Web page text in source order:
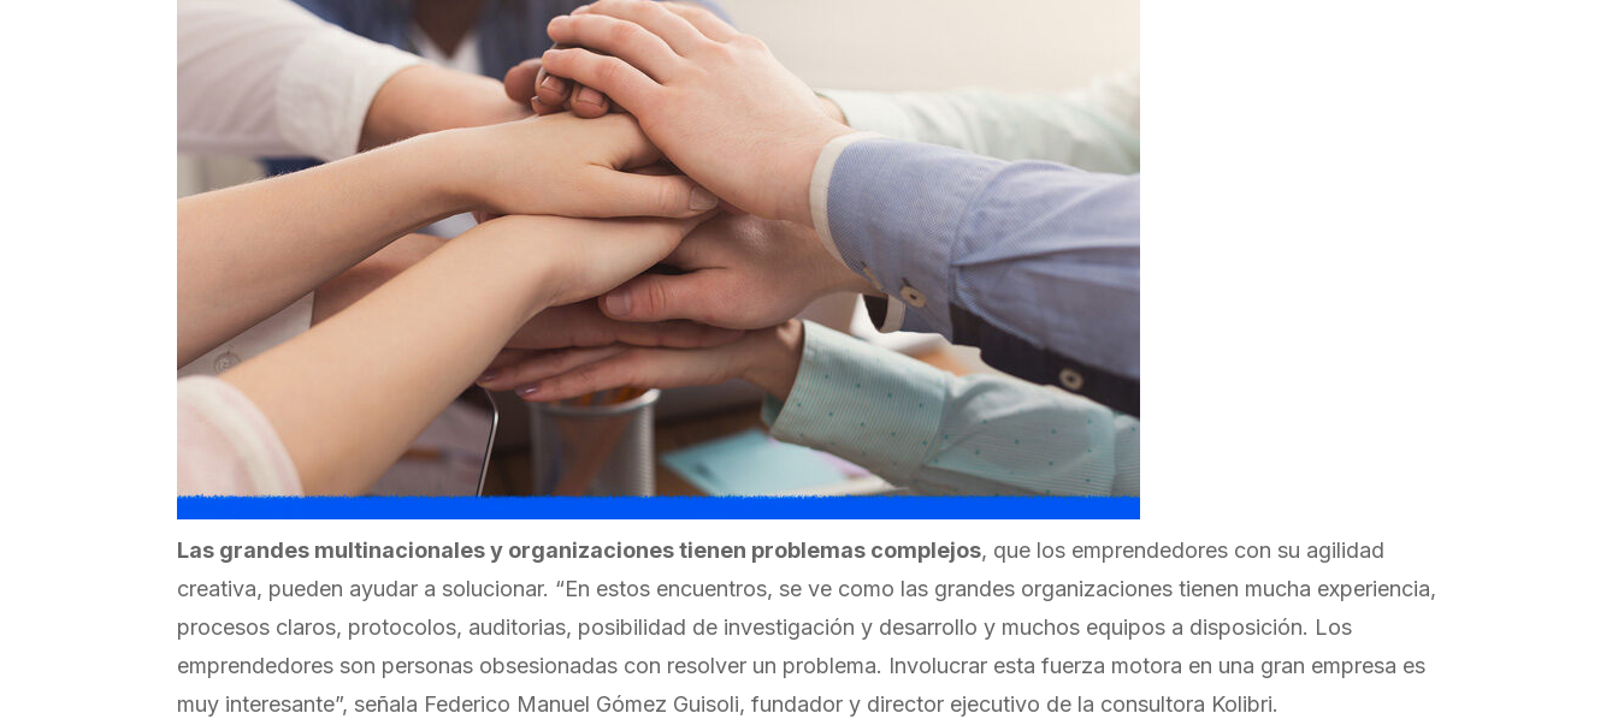
Las grandes multinacionales y organizaciones tienen problemas complejos, que los emprendedores con su agilidad
creativa, pueden ayudar a solucionar. “En estos encuentros, se ve como las grandes organizaciones tienen mucha experiencia,
procesos claros, protocolos, auditorias, posibilidad de investigación y desarrollo y muchos equipos a disposición. Los
emprendedores son personas obsesionadas con resolver un problema. Involucrar esta fuerza motora en una gran empresa es
muy interesante”, señala Federico Manuel Gómez Guisoli, fundador y director ejecutivo de la consultora Kolibri.